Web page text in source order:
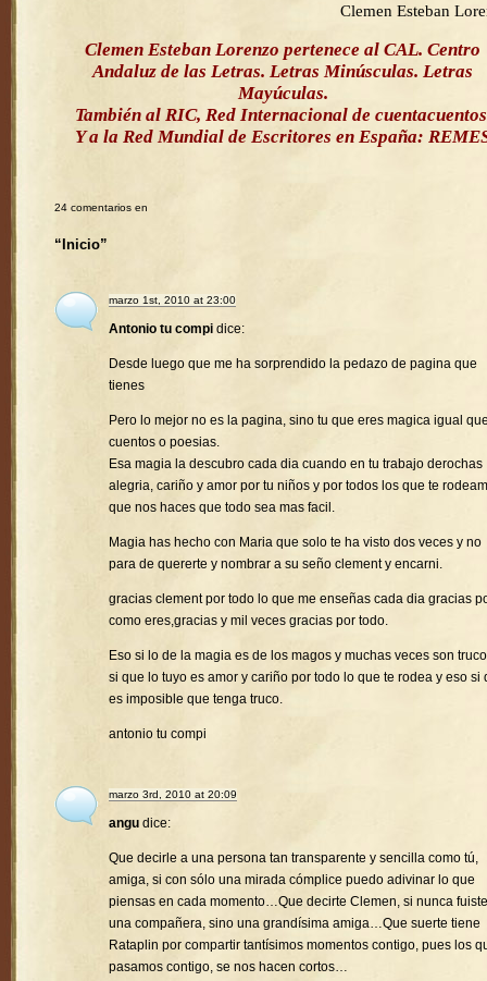
Clemen Esteban
Clemen Esteban Lorenzo pertenece al CAL. Centro
Andaluz de las Letras. Letras Minúsculas. Letras
Mayúculas.
También al RIC, Red Internacional de
Y a la Red Mundial de Escritores en España:
24 comentarios en
“Inicio”
marzo 1st, 2010 at 23:00
Antonio tu compi dice:
Desde luego que me ha sorprendido la pedazo de pagina que
tienes
Pero lo mejor no es la pagina, sino tu que eres magica igual
cuentos o poesias.
Esa magia la descubro cada dia cuando en tu trabajo derochas
alegria, cariño y amor por tu niños y por todos los que te
que nos haces que todo sea mas facil.
Magia has hecho con Maria que solo te ha visto dos veces y no
para de quererte y nombrar a su seño clement y encarni.
gracias clement por todo lo que me enseñas cada dia gracias
como eres,gracias y mil veces gracias por todo.
Eso si lo de la magia es de los magos y muchas veces son
si que lo tuyo es amor y cariño por todo lo que te rodea y eso si
es imposible que tenga truco.
antonio tu compi
marzo 3rd, 2010 at 20:09
angu dice:
Que decirle a una persona tan transparente y sencilla como tú,
amiga, si con sólo una mirada cómplice puedo adivinar lo que
piensas en cada momento…Que decirte Clemen, si nunca fuiste
una compañera, sino una grandísima amiga…Que suerte tiene
Rataplin por compartir tantísimos momentos contigo, pues los
pasamos contigo, se nos hacen cortos…